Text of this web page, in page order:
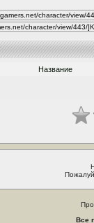
Название
Все